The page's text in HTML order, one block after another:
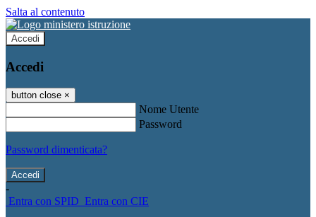
Salta al contenuto
Accedi
Accedi
button close ×
Nome Utente
Password
Password dimenticata?
-
Entra con SPID Entra con CIE